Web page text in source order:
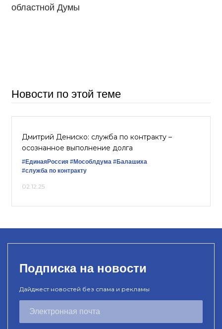
областной Думы
Новости по этой теме
Дмитрий Дениско: служба по контракту –
осознанное выполнение долга
#‎ЕдинаяРоссия #Мособлдума #Балашиха
#служба по контракту
02.12.25
Подписка на новости
Дайджест новостей без спама и рекламы